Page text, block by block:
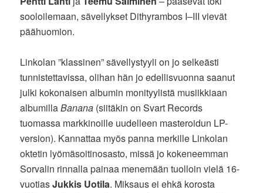
sooloilemaan, sävellykset Dithyrambos I–III vievät
päähuomion.
Linkolan ”klassinen” sävellystyyli on jo selkeästi
tunnistettavissa, olihan hän jo edellisvuonna saanut
julki kokonaisen albumin monityylistä musiikkiaan
albumillaBanana (siitäkin on Svart Records
tuomassa markkinoille uudelleen masteroidun LP-
version). Kannattaa myös panna merkille Linkolan
oktetin lyömäsoitinosasto, missä jo kokeneemman
Sorvalin rinnalla painaa menemään tuolloin vielä 16-
vuotiasJukkis Uotila. Miksaus ei ehkä korosta